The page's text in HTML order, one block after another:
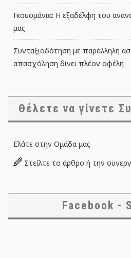
Γκουσμάνια: Η εξαδέλφη του
μας
Συνταξιοδότηση με παράλληλη
απασχόληση δίνει πλέον οφέλη
Θέλετε να γίνετε
Ελάτε στην Ομάδα μας
Στείλτε το άρθρο ή την
Facebook -